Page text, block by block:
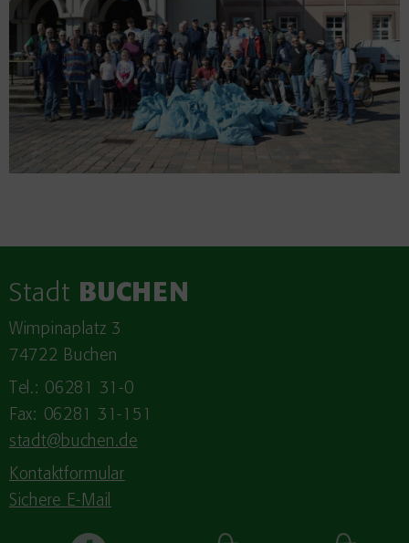
Stadt BUCHEN
Wimpinaplatz 3
74722 Buchen
Tel.: 06281 31-0
Fax: 06281 31-151
stadt@buchen.de
Kontaktformular
Sichere E-Mail